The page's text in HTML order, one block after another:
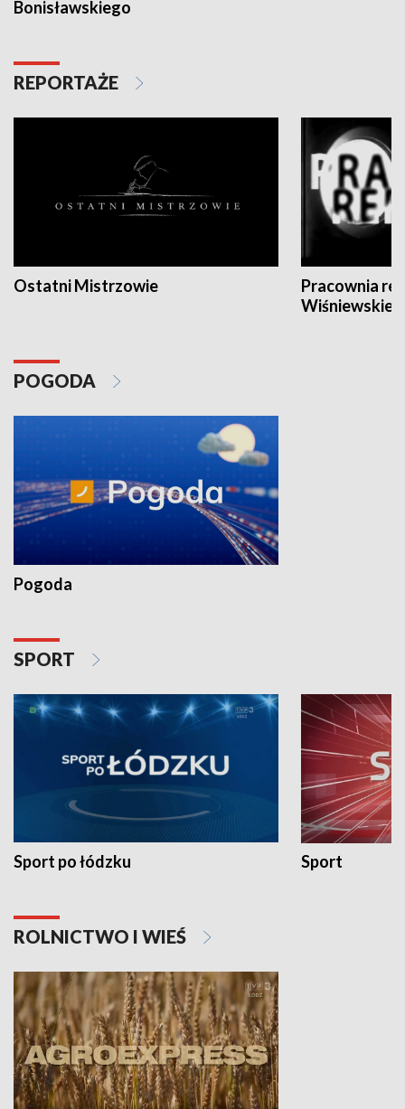
Bonisławskiego
REPORTAŻE
Ostatni Mistrzowie
Pracownia
POGODA
Pogoda
SPORT
Sport po łódzku Sport
ROLNICTWO I WIEŚ